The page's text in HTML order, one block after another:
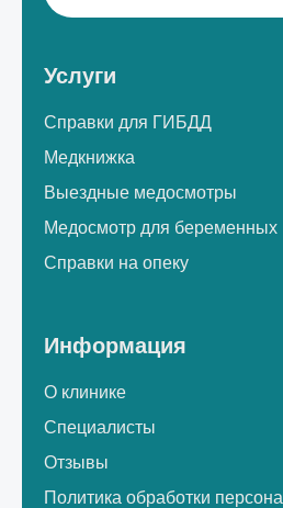
Услуги
Справки для ГИБДД
Медкнижка
Выездные медосмотры
Медосмотр для беременных
Справки на опеку
Информация
О клинике
Специалисты
Отзывы
Политика обработки